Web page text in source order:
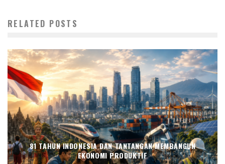
RELATED POSTS
81 TAHUN INDONESIA DAN TANTANGAN MEMBANGUN
EKONOMI PRODUKTIF